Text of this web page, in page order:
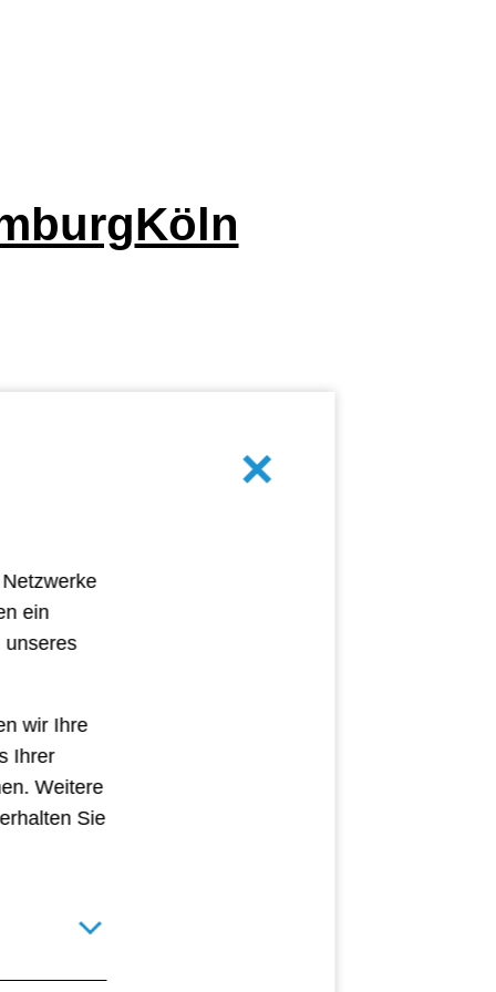
Köln
Abbrechen
ein
unseres
wir Ihre
Ihrer
Weitere
Sie
Details für technisch notwendige Cookies umschalten